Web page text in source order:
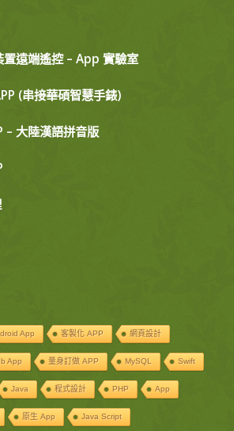
遠端遙控 – App 實驗室
(串接華碩智慧手錶)
– 大陸漢語拼音版
App 客製化 APP 網頁設計
App 量身訂做 APP MySQL Swift
Java 程式設計 PHP App
原生 App Java Script